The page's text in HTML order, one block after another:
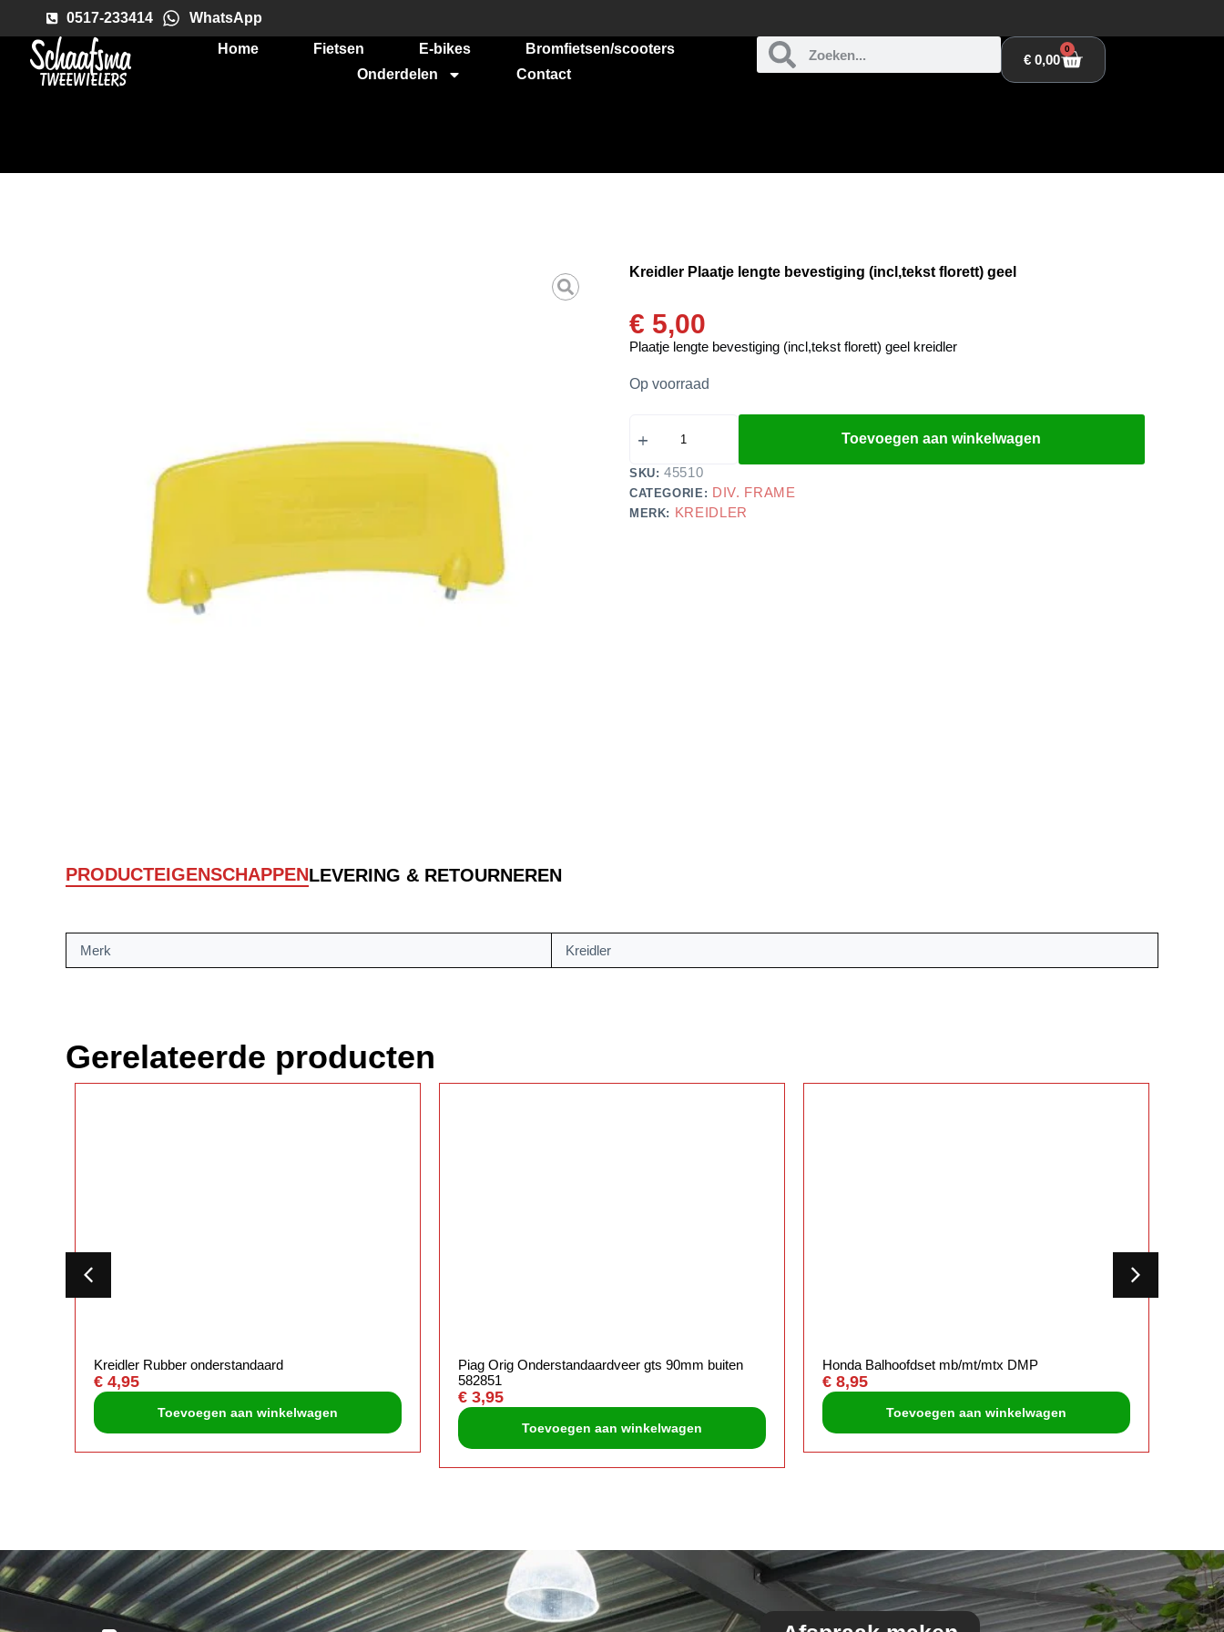
0517-233414
WhatsApp
Home
Fietsen E-bikes
Bromfietsen/scooters
Onderdelen
Contact
€0,00
0
Kreidler Plaatje lengte bevestiging (incl,tekst florett) geel
€ 5,00
Plaatje lengte bevestiging (incl,tekst florett) geel kreidler
Op voorraad
Toevoegen aan winkelwagen
SKU:45510
CATEGORIE: DIV. FRAME
MERK: KREIDLER
PRODUCTEIGENSCHAPPENLEVERING & RETOURNEREN
Merk Kreidler
Gerelateerde producten
Kreidler Rubber onderstandaard
€ 4,95
Toevoegen aan winkelwagen
Piag Orig Onderstandaardveer gts 90mm buiten
582851
€ 3,95
Toevoegen aan winkelwagen
Honda Balhoofdset mb/mt/mtx DMP
€ 8,95
Toevoegen aan winkelwagen